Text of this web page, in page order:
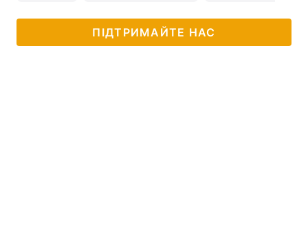
ПІДТРИМАЙТЕ НАС